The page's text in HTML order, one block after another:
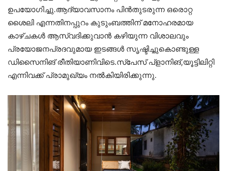
ഉപയോഗിച്ചു.ആദ്യാവസാനം പിൻതുടരുന്ന ഒരൊറ്റ
ശൈലി എന്നതിനപ്പുറം കുടുംബത്തിന് മനോഹരമായ
കാഴ്ചകൾ ആസ്വദിക്കുവാൻ കഴിയുന്ന വിശാലവും
പ്രയോജനപ്രദവുമായ ഇടങ്ങൾ സൃഷ്ടിച്ചുകൊണ്ടുള്ള
ഡിസൈനിങ് രീതിയാണിവിടെ.സ്പേസ് പ്ളാനിങ്,യൂട്ടിലിറ്റി
എന്നിവക്ക് പ്രാമുഖ്യം നൽകിയിരിക്കുന്നു.